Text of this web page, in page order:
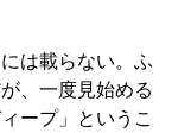
は載らない。ふ
、一度見始める
ープ」というこ